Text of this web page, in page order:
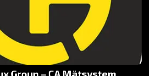
Group – CA Mätsystem